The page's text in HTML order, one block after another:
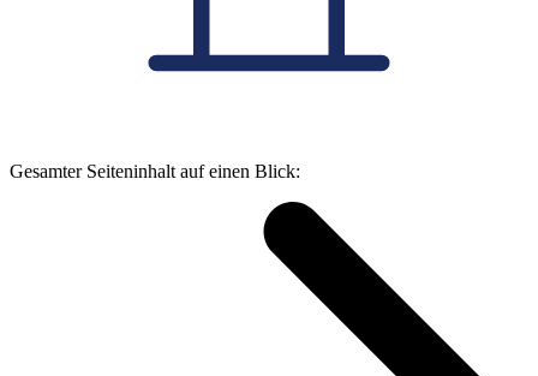
Gesamter Seiteninhalt auf einen Blick: